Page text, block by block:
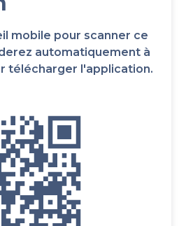
mobile pour scanner ce
automatiquement à
télécharger l'application.